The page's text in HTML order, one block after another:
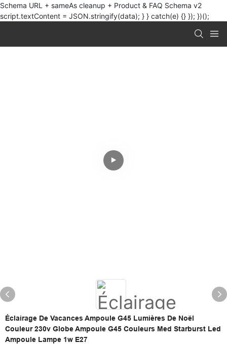
Schema URL + sameAs cleanup + Product & FAQ Schema v2
script.textContent = JSON.stringify(data); } } catch(e) {} }); })();
Éclairage De Vacances Ampoule G45 Lumières De Noël
Couleur 230v Globe Ampoule G45 Couleurs Med Starburst Led
Ampoule Lampe 1w E27